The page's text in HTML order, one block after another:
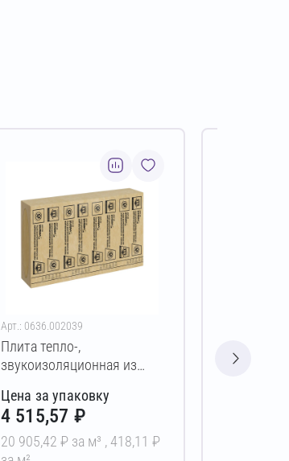
Арт.: 0636.002039
Плита тепло-,
звукоизоляционная из
Плавающий пол
20х600х1200 мм
Цена за упаковку
4 515,57 ₽
20 905,42 ₽ за м³ ,418,11 ₽